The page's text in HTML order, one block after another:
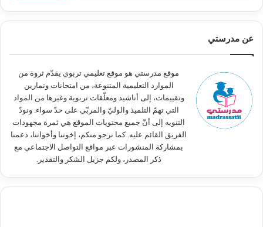
ن
عن مدرستي
موقع مدرستي هو موقع تعليمي تربوي يقدّم ثروة من
الموارد التعليمية المتنوعة، من امتحانات وتمارين
وتقييمات، إلى أناشيد ومعلّقات تربوية وغيرها من المواد
التي تهمّ التلميذ والوليّ والمربّي على حدّ سواء. ونودّ
التنويه إلى أنّ جميع محتويات الموقع هي ثمرة مجهودات
الفريق القائم عليه. كما نرجو منكم، إخوتنا وأخواتنا، دعمنا
بمشاركة المنشورات عبر مواقع التواصل الاجتماعي مع
ذكر المصدر، ولكم جزيل الشكر والتقدير.